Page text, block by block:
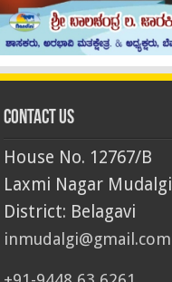
Contact Us
House No. 12767/B
Laxmi Nagar
District: Belagavi
inmudalgi@gmail.com